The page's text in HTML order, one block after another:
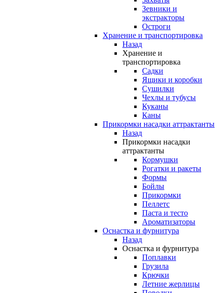
Зевники и
экстракторы
Остроги
Хранение и транспортировка
Назад
Хранение и
транспортировка
Садки
Ящики и коробки
Сушилки
Чехлы и тубусы
Куканы
Каны
Прикормки насадки аттрактанты
Назад
Прикормки насадки
аттрактанты
Кормушки
Рогатки и ракеты
Формы
Бойлы
Прикормки
Пеллетс
Паста и тесто
Ароматизаторы
Оснастка и фурнитура
Назад
Оснастка и фурнитура
Поплавки
Грузила
Крючки
Летние жерлицы